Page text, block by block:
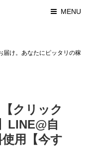
MENU
届け。あなたにピッタリの稼
クリック
LINE@自
用【今す